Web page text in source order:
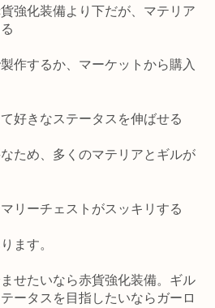
強化装備より下だが、マテリア
作するか、マーケットから購入
好きなステータスを伸ばせる
ため、多くのマテリアとギルが
リーチェストがスッキリする
ます。
せたいなら赤貨強化装備。ギル
ータスを目指したいならガーロ